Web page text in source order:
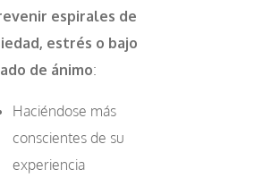
espirales de
estrés o bajo
de ánimo:
Haciéndose más
conscientes de su
experiencia